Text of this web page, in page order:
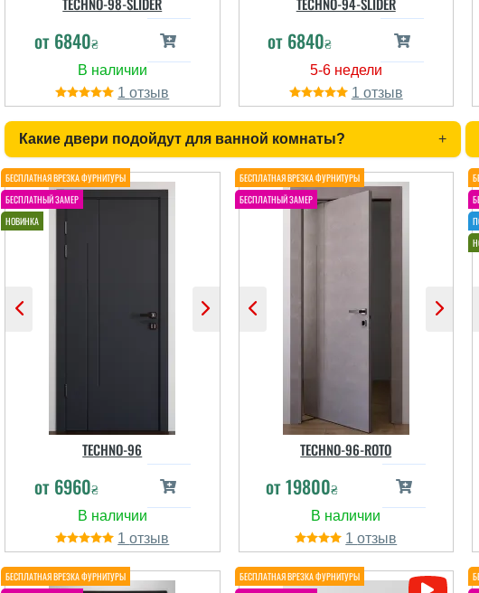
от 6840₴
1
от 6840₴
1
Какие двери подойдут для ванной комнаты? +
TECHNO-96
от 6960₴
1
TECHNO-96-ROTO
от19800₴
1